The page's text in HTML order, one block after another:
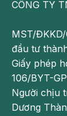
CÔNG TY
MST/
đầu tư
Giấy phép
106/BYT-
Người chịu
Dương